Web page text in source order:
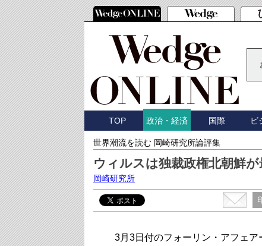
TOP 政治・経済 国際 ビ
世界潮流を読む 岡崎研究所論評集
ウィルスは独裁政権北朝鮮
岡崎研究所
3月3日付のフォーリン・アフェア